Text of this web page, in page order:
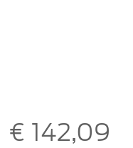
€ 142,09